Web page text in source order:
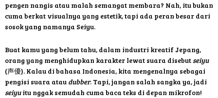
pengen nangis atau malah semangat membara? Nah, itu bukan
cuma berkat visualnya yang estetik, tapi ada peran besar dari
sosok yang namanya Seiyu.
Buat kamu yang belum tahu, dalam industri kreatif Jepang,
orang yang menghidupkan karakter lewat suara disebutseiyu
(声優). Kalau di bahasa Indonesia, kita mengenalnya sebagai
pengisi suara atau dubber. Tapi, jangan salah sangka ya, jadi
seiyuitu nggak semudah cuma baca teks di depan mikrofon!